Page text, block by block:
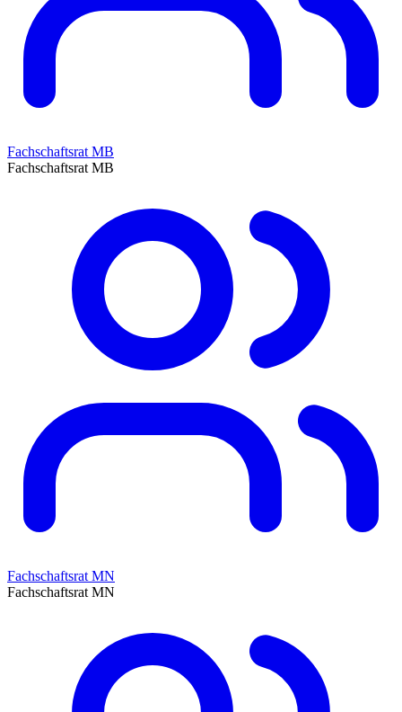
Fachschaftsrat MB
Fachschaftsrat MB
Fachschaftsrat MN
Fachschaftsrat MN